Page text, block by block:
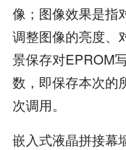
像；图像效果是指
调整图像的亮度、
景保存对EPROM
数，即保存本次的
次调用。
嵌入式液晶拼接幕